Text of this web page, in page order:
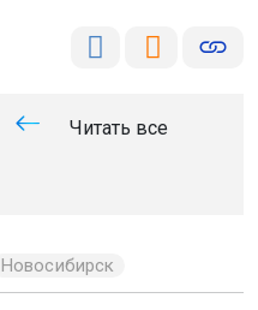
Читать все
Новосибирск